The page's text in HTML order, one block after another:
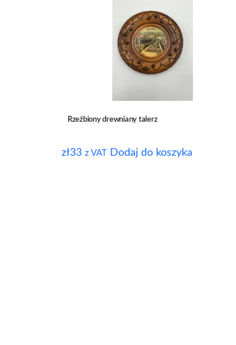
Rzeźbiony drewniany talerz
zł33 z VAT Dodaj do koszyka